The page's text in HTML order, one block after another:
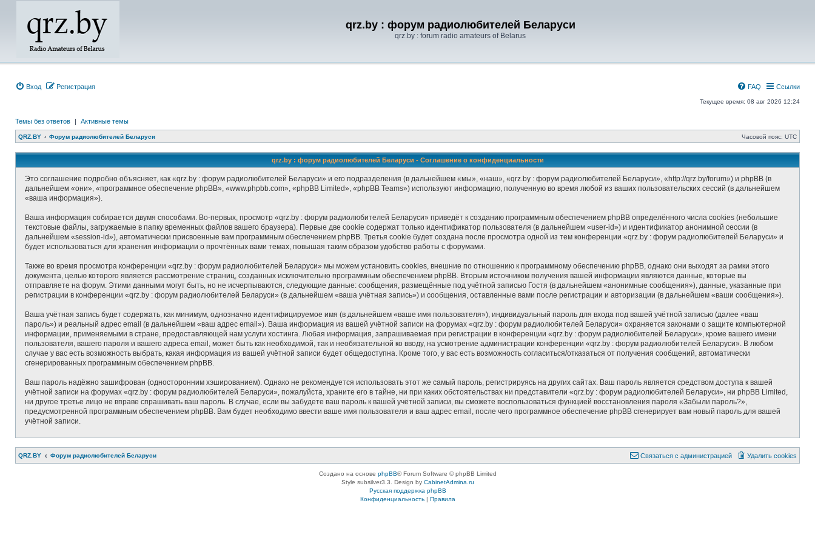
qrz.by : форум радиолюбителей Беларуси
qrz.by : forum radio amateurs of Belarus
Вход Регистрация Ссылки
FAQ
Текущее время: 08 авг 2026 12:24
Темы без ответов | Активные темы
QRZ.BY Форум радиолюбителей Беларуси Часовой пояс: UTC
qrz.by : форум радиолюбителей Беларуси - Соглашение о конфиденциальности
Это соглашение подробно объясняет, как «qrz.by : форум радиолюбителей Беларуси» и его подразделения (в дальнейшем «мы», «наш», «qrz.by : форум радиолюбителей Беларуси», «http://qrz.by/forum») и phpBB (в
дальнейшем «они», «программное обеспечение phpBB», «www.phpbb.com», «phpBB Limited», «phpBB Teams») используют информацию, полученную во время любой из ваших пользовательских сессий (в дальнейшем
«ваша информация»).
Ваша информация собирается двумя способами. Во-первых, просмотр «qrz.by : форум радиолюбителей Беларуси» приведёт к созданию программным обеспечением phpBB определённого числа cookies (небольшие
текстовые файлы, загружаемые в папку временных файлов вашего браузера). Первые две cookie содержат только идентификатор пользователя (в дальнейшем «user-id») и идентификатор анонимной сессии (в
дальнейшем «session-id»), автоматически присвоенные вам программным обеспечением phpBB. Третья cookie будет создана после просмотра одной из тем конференции «qrz.by : форум радиолюбителей Беларуси» и
будет использоваться для хранения информации о прочтённых вами темах, повышая таким образом удобство работы с форумами.
Также во время просмотра конференции «qrz.by : форум радиолюбителей Беларуси» мы можем установить cookies, внешние по отношению к программному обеспечению phpBB, однако они выходят за рамки этого
документа, целью которого является рассмотрение страниц, созданных исключительно программным обеспечением phpBB. Вторым источником получения вашей информации являются данные, которые вы
отправляете на форум. Этими данными могут быть, но не исчерпываются, следующие данные: сообщения, размещённые под учётной записью Гостя (в дальнейшем «анонимные сообщения»), данные, указанные при
регистрации в конференции «qrz.by : форум радиолюбителей Беларуси» (в дальнейшем «ваша учётная запись») и сообщения, оставленные вами после регистрации и авторизации (в дальнейшем «ваши сообщения»).
Ваша учётная запись будет содержать, как минимум, однозначно идентифицируемое имя (в дальнейшем «ваше имя пользователя»), индивидуальный пароль для входа под вашей учётной записью (далее «ваш
пароль») и реальный адрес email (в дальнейшем «ваш адрес email»). Ваша информация из вашей учётной записи на форумах «qrz.by : форум радиолюбителей Беларуси» охраняется законами о защите компьютерной
информации, применяемыми в стране, предоставляющей нам услуги хостинга. Любая информация, запрашиваемая при регистрации в конференции «qrz.by : форум радиолюбителей Беларуси», кроме вашего имени
пользователя, вашего пароля и вашего адреса email, может быть как необходимой, так и необязательной ко вводу, на усмотрение администрации конференции «qrz.by : форум радиолюбителей Беларуси». В любом
случае у вас есть возможность выбрать, какая информация из вашей учётной записи будет общедоступна. Кроме того, у вас есть возможность согласиться/отказаться от получения сообщений, автоматически
сгенерированных программным обеспечением phpBB.
Ваш пароль надёжно зашифрован (односторонним хэшированием). Однако не рекомендуется использовать этот же самый пароль, регистрируясь на других сайтах. Ваш пароль является средством доступа к вашей
учётной записи на форумах «qrz.by : форум радиолюбителей Беларуси», пожалуйста, храните его в тайне, ни при каких обстоятельствах ни представители «qrz.by : форум радиолюбителей Беларуси», ни phpBB Limited,
ни другое третье лицо не вправе спрашивать ваш пароль. В случае, если вы забудете ваш пароль к вашей учётной записи, вы сможете воспользоваться функцией восстановления пароля «Забыли пароль?»,
предусмотренной программным обеспечением phpBB. Вам будет необходимо ввести ваше имя пользователя и ваш адрес email, после чего программное обеспечение phpBB сгенерирует вам новый пароль для вашей
учётной записи.
QRZ.BY Форум радиолюбителей Беларуси Удалить cookies
Связаться с администрацией
Создано на основе phpBB® Forum Software © phpBB Limited
Style subsilver3.3. Design by CabinetAdmina.ru
Русская поддержка phpBB
Конфиденциальность| Правила